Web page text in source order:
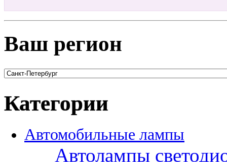
Ваш регион
Категории
Автомобильные лампы
Автолампы